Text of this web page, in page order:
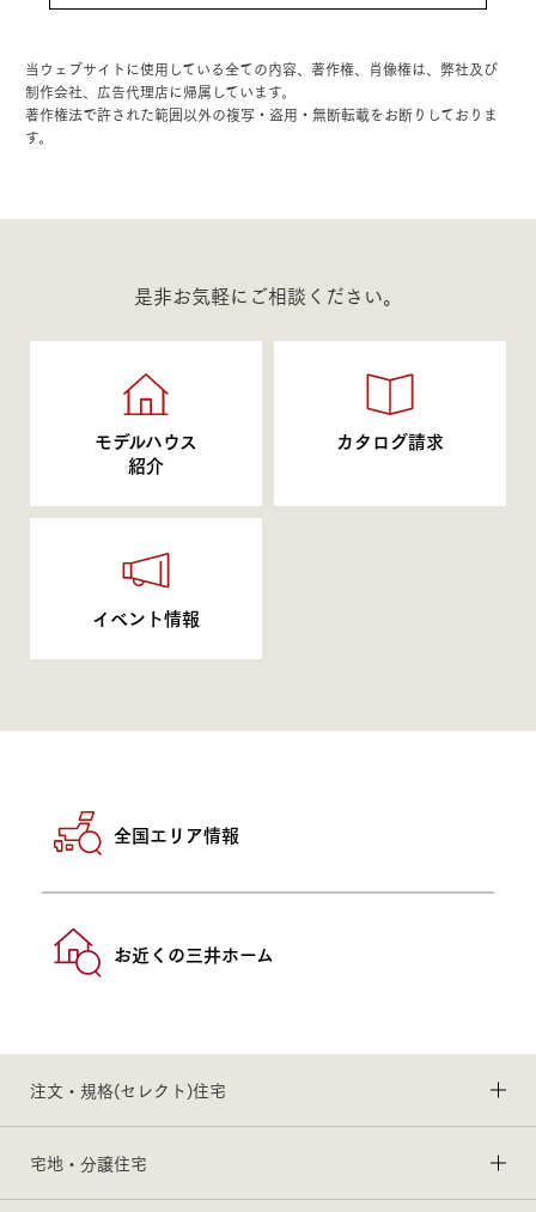
当ウェブサイトに使用している全ての内容、著作権、肖像権は、弊社及び
制作会社、広告代理店に帰属しています。
著作権法で許された範囲以外の複写・盗用・無断転載をお断りしておりま
す。
是非お気軽にご相談ください。
モデルハウス
紹介
カタログ請求
イベント情報
全国エリア情報
お近くの三井ホーム
注文・規格(セレクト)住宅
宅地・分譲住宅